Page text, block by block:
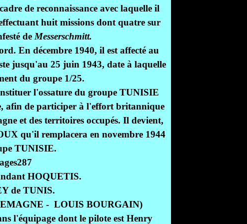
de reconnaissance avec laquelle il
huit missions dont quatre sur
de Messerschmitt.
En décembre 1940, il est affecté au
jusqu'au 25 juin 1943, date à laquelle
du groupe 1/25.
l'ossature du groupe TUNISIE
afin de participer à l'effort britannique
et des territoires occupés. Il devient,
qu'il remplacera en novembre 1944
TUNISIE.
HOQUETIS.
de TUNIS.
- LOUIS BOURGAIN)
l'équipage dont le pilote est Henry